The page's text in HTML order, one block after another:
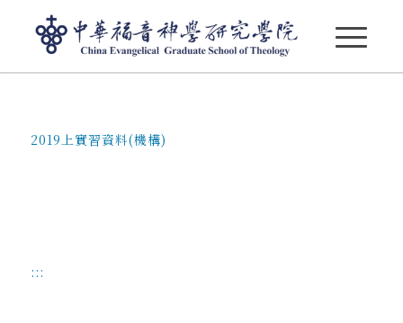
2019上實習資料(機構)
:::